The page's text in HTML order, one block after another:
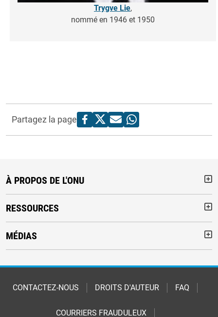
Trygve Lie,
nommé en 1946 et 1950
Partagez la page
À PROPOS DE L'ONU
RESSOURCES
MÉDIAS
Footer
CONTACTEZ-NOUS DROITS D'AUTEUR FAQ
COURRIERS FRAUDULEUX